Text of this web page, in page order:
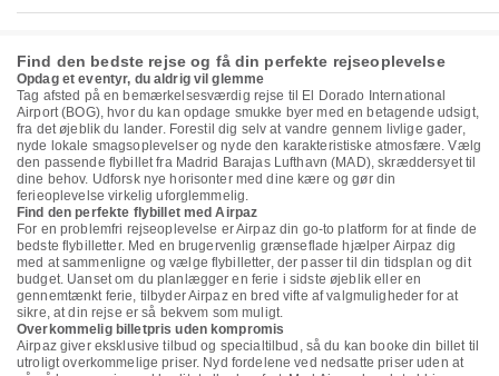
Find den bedste rejse og få din perfekte rejseoplevelse
Opdag et eventyr, du aldrig vil glemme
Tag afsted på en bemærkelsesværdig rejse til El Dorado International
Airport (BOG), hvor du kan opdage smukke byer med en betagende udsigt,
fra det øjeblik du lander. Forestil dig selv at vandre gennem livlige gader,
nyde lokale smagsoplevelser og nyde den karakteristiske atmosfære. Vælg
den passende flybillet fra Madrid Barajas Lufthavn (MAD), skræddersyet til
dine behov. Udforsk nye horisonter med dine kære og gør din
ferieoplevelse virkelig uforglemmelig.
Find den perfekte flybillet med Airpaz
For en problemfri rejseoplevelse er Airpaz din go-to platform for at finde de
bedste flybilletter. Med en brugervenlig grænseflade hjælper Airpaz dig
med at sammenligne og vælge flybilletter, der passer til din tidsplan og dit
budget. Uanset om du planlægger en ferie i sidste øjeblik eller en
gennemtænkt ferie, tilbyder Airpaz en bred vifte af valgmuligheder for at
sikre, at din rejse er så bekvem som muligt.
Overkommelig billetpris uden kompromis
Airpaz giver eksklusive tilbud og specialtilbud, så du kan booke din billet til
utroligt overkommelige priser. Nyd fordelene ved nedsatte priser uden at